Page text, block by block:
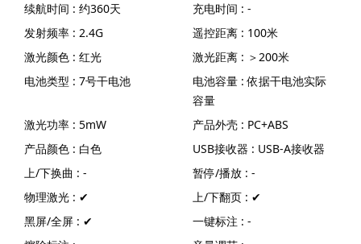
续航时间 : 约360天
充电时间 : -
发射频率 : 2.4G
遥控距离 : 100米
激光颜色 : 红光
激光距离 : ＞200米
电池类型 : 7号干电池
电池容量 : 依据干电池实际
容量
激光功率 : 5mW
产品外壳 : PC+ABS
产品颜色 : 白色
USB接收器 : USB-A接收器
上/下换曲 : -
暂停/播放 : -
物理激光 : ✔
上/下翻页 : ✔
黑屏/全屏 : ✔
一键标注 : -